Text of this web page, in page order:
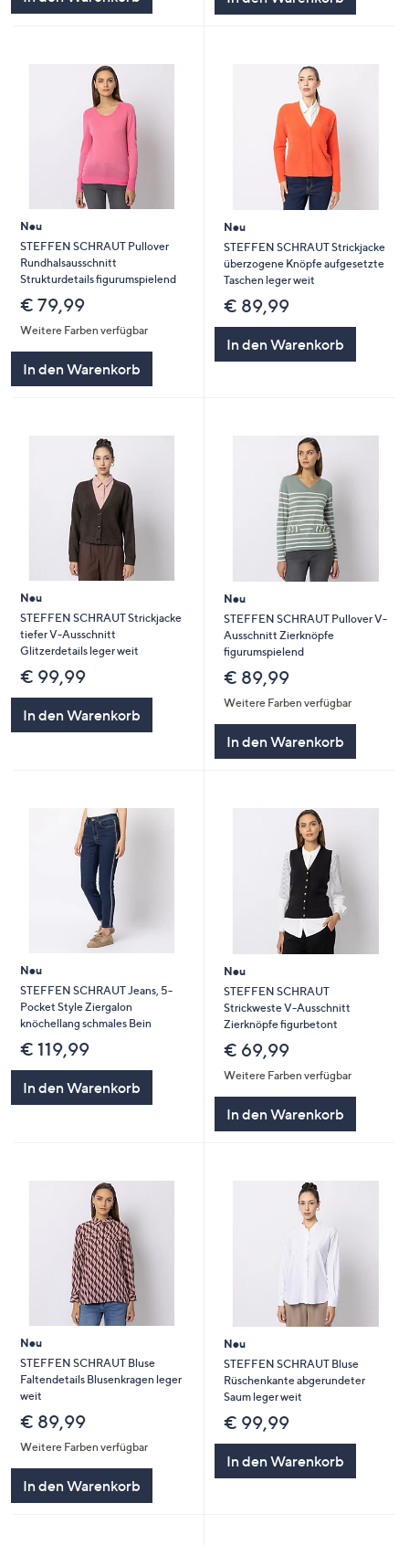
Neu
STEFFEN SCHRAUT Pullover
Rundhalsausschnitt
Strukturdetails figurumspielend
€ 79,99
Weitere Farben verfügbar
In den Warenkorb
Neu
STEFFEN SCHRAUT Strickjacke
überzogene Knöpfe aufgesetzte
Taschen leger weit
€ 89,99
In den Warenkorb
Neu
STEFFEN SCHRAUT Strickjacke
tiefer V-Ausschnitt
Glitzerdetails leger weit
€ 99,99
In den Warenkorb
Neu
STEFFEN SCHRAUT Pullover V-
Ausschnitt Zierknöpfe
figurumspielend
€ 89,99
Weitere Farben verfügbar
In den Warenkorb
Neu
STEFFEN SCHRAUT Jeans, 5-
Pocket Style Ziergalon
knöchellang schmales Bein
€ 119,99
In den Warenkorb
Neu
STEFFEN SCHRAUT
Strickweste V-Ausschnitt
Zierknöpfe figurbetont
€ 69,99
Weitere Farben verfügbar
In den Warenkorb
Neu
STEFFEN SCHRAUT Bluse
Faltendetails Blusenkragen leger
weit
€ 89,99
Weitere Farben verfügbar
In den Warenkorb
Neu
STEFFEN SCHRAUT Bluse
Rüschenkante abgerundeter
Saum leger weit
€ 99,99
In den Warenkorb